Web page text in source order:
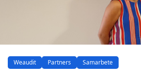
Weaudit Partners Samarbete